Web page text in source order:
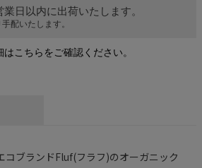
業日以内に出荷いたします。
配いたします。
こちらをご確認ください。
コブランドFluf(フラフ)のオーガニック